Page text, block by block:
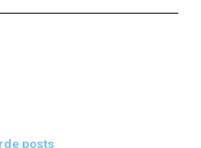
posts